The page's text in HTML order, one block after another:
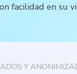
facilidad en su
Y